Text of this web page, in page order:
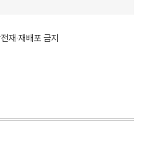
재·재배포 금지